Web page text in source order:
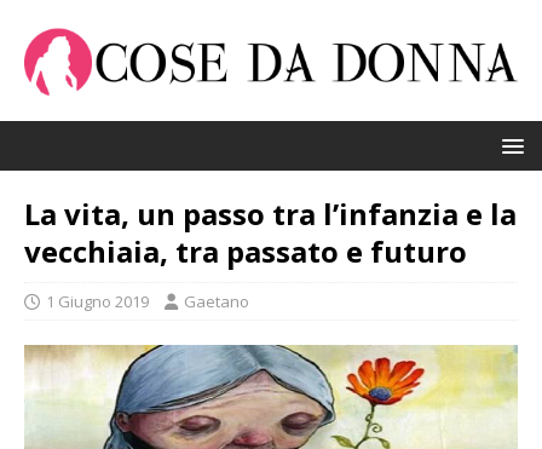
La vita, un passo tra l’infanzia e la
vecchiaia, tra passato e futuro
1 Giugno 2019 Gaetano